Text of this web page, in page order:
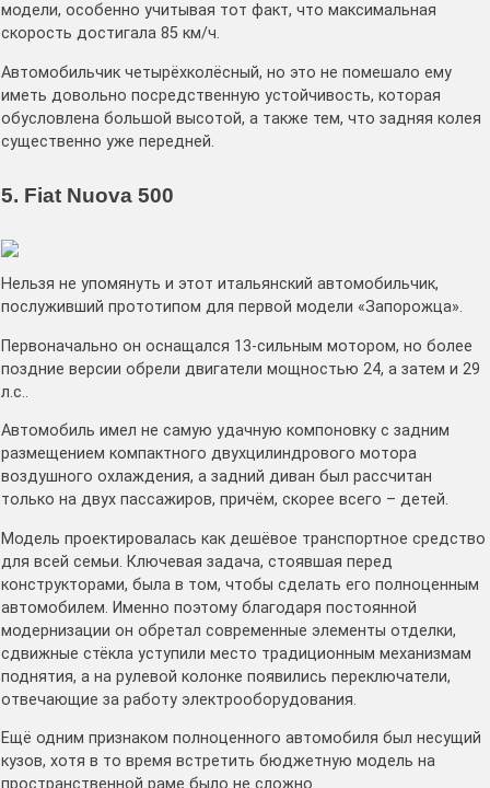
модели, особенно учитывая тот факт, что максимальная
скорость достигала 85 км/ч.
Автомобильчик четырёхколёсный, но это не помешало ему
иметь довольно посредственную устойчивость, которая
обусловлена большой высотой, а также тем, что задняя колея
существенно уже передней.
5. Fiat Nuova 500
Нельзя не упомянуть и этот итальянский автомобильчик,
послуживший прототипом для первой модели «Запорожца».
Первоначально он оснащался 13-сильным мотором, но более
поздние версии обрели двигатели мощностью 24, а затем и 29
л.с..
Автомобиль имел не самую удачную компоновку с задним
размещением компактного двухцилиндрового мотора
воздушного охлаждения, а задний диван был рассчитан
только на двух пассажиров, причём, скорее всего – детей.
Модель проектировалась как дешёвое транспортное средство
для всей семьи. Ключевая задача, стоявшая перед
конструкторами, была в том, чтобы сделать его полноценным
автомобилем. Именно поэтому благодаря постоянной
модернизации он обретал современные элементы отделки,
сдвижные стёкла уступили место традиционным механизмам
поднятия, а на рулевой колонке появились переключатели,
отвечающие за работу электрооборудования.
Ещё одним признаком полноценного автомобиля был несущий
кузов, хотя в то время встретить бюджетную модель на
пространственной раме было не сложно.